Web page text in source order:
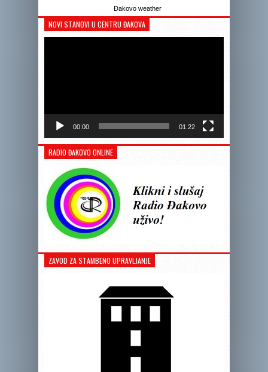
Đakovo weather
NOVI STANOVI U CENTRU ĐAKOVA
00:00 01:22
RADIO ĐAKOVO ONLINE
ZAVOD ZA STAMBENO UPRAVLJANJE